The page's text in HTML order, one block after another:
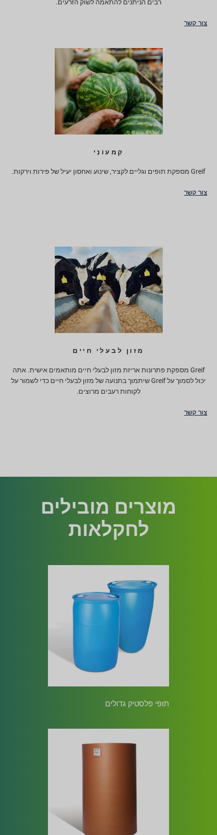
רבים הניתנים להתאמה לשוק הזרעים.
צור קשר
קִמעוֹנִי
Greif מספקת תופים וגליים לקציר, שינוע ואחסון יעיל של פירות וירקות.
צור קשר
מזון לבעלי חיים
Greif מספקת פתרונות אריזת מזון לבעלי חיים מותאמים אישית. אתה
יכול לסמוך על Greif שיתמוך בתנועה של מזון לבעלי חיים כדי לשמור על
לקוחות רעבים מרוצים.
צור קשר
מוצרים מובילים
לחקלאות
תופי פלסטיק גדולים